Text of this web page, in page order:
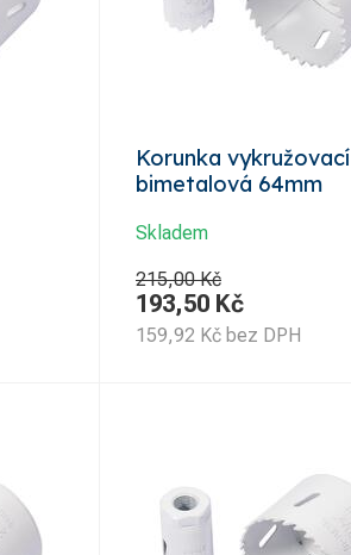
Korunka vykružovací
bimetalová 64mm
Skladem
215,00 Kč
193,50 Kč
159,92 Kč bez DPH